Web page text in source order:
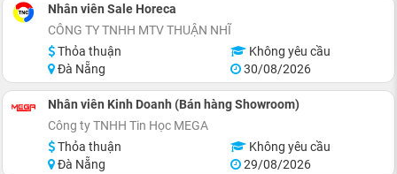
Nhân viên Sale Horeca
CÔNG TY TNHH MTV THUẬN NHĨ
Thỏa thuận
Không yêu cầu
Đà Nẵng
30/08/2026
Nhân viên Kinh Doanh (Bán hàng Showroom)
Công ty TNHH Tin Học MEGA
Thỏa thuận
Không yêu cầu
Đà Nẵng
29/08/2026